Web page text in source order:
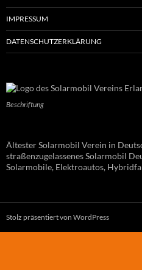
IMPRESSUM
DATENSCHUTZERKLÄRUNG
Beschriftung
Ältester Solarmobil Verein in
straßenzugelassenes Solarmobil
Solarmobile, Elektroautos,
Stolz präsentiert von WordPress